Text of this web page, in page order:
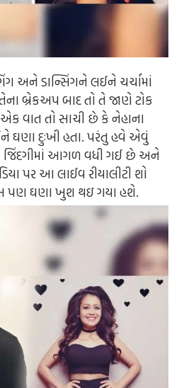
અને ડાન્સિંગને લઈને ચર્ચામાં
બ્રેકઅપ બાદ તો તે જાણે ટોક
વાત તો સાચી છે કે નેહાના
ઘણા દુઃખી હતા. પરંતુ હવે એવું
જિંદગીમાં આગળ વધી ગઈ છે અને
પર આ લાઈવ રીયાલીટી શો
પણ ઘણા ખુશ થઇ ગયા હશે.